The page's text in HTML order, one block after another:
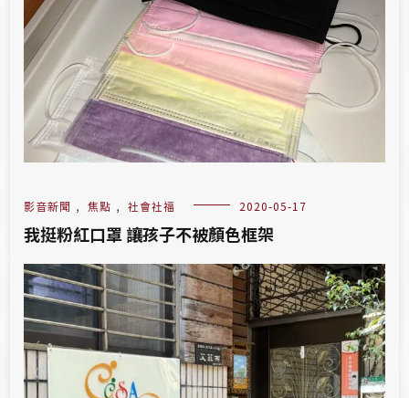
影音新聞 , 焦點 , 社會社福 2020-05-17
我挺粉紅口罩 讓孩子不被顏色框架